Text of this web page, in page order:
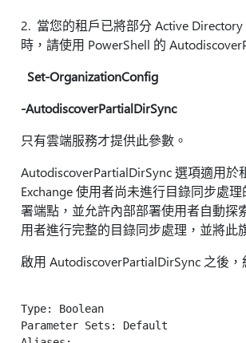
2. 當您的租戶已將部分 Active
時，請使用 PowerShell 的
Set-OrganizationConfig
-AutodiscoverPartialDirSync
只有雲端服務才提供此參數。
AutodiscoverPartialDirSync 選項適用
Exchange 使用者尚未進行目錄同步處
署端點，並允許內部部署使用者自動探
用者進行完整的目錄同步處理，並將此
啟用 AutodiscoverPartialDirSync 之後
Type: Boolean
Parameter Sets: Default